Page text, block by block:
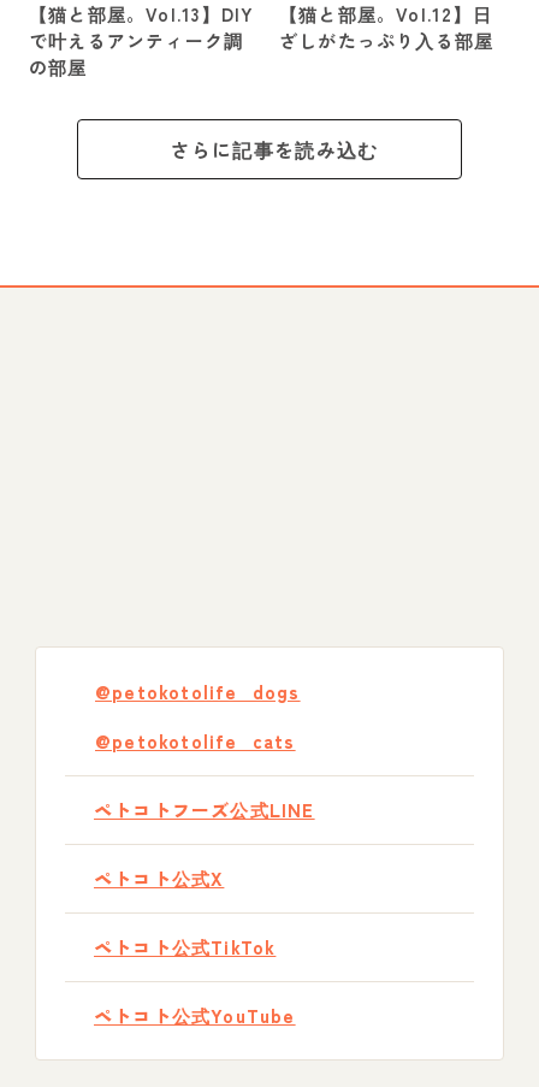
【猫と部屋。Vol.13】DIY
で叶えるアンティーク調
の部屋
【猫と部屋。Vol.12】日
ざしがたっぷり入る部屋
さらに記事を読み込む
@petokotolife_dogs
@petokotolife_cats
ペトコトフーズ公式LINE
ペトコト公式X
ペトコト公式TikTok
ペトコト公式YouTube